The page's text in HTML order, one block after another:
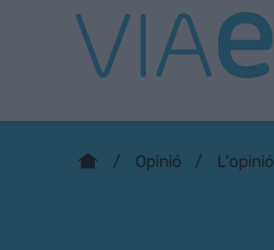
Opinió L'opinió